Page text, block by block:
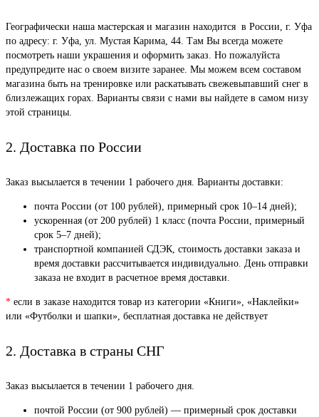
Географически наша мастерская и магазин находится в России, г. Уфа
по адресу: г. Уфа, ул. Мустая Карима, 44. Там Вы всегда можете
посмотреть наши украшения и оформить заказ. Но пожалуйста
предупредите нас о своем визите заранее. Мы можем всем составом
магазина быть на тренировке или раскатывать свежевыпавший снег в
близлежащих горах. Варианты связи с нами вы найдете в самом низу
этой страницы.
2. Доставка по России
Заказ высылается в течении 1 рабочего дня. Варианты доставки:
почта России (от 100 рублей), примерный срок 10–14 дней);
ускоренная (от 200 рублей) 1 класс (почта России, примерный
срок 5–7 дней);
транспортной компанией СДЭК, стоимость доставки заказа и
время доставки рассчитывается индивидуально. День отправки
заказа не входит в расчетное время доставки.
* если в заказе находится товар из категории «Книги», «Наклейки»
или «Футболки и шапки», бесплатная доставка не действует
2. Доставка в страны СНГ
Заказ высылается в течении 1 рабочего дня.
почтой России (от 900 рублей) — примерный срок доставки